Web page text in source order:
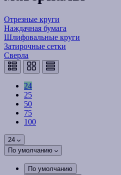
Отрезные круги
Наждачная бумага
Шлифовальные круги
Затирочные сетки
Сверла
24
25
50
75
100
24
По умолчанию
По умолчанию